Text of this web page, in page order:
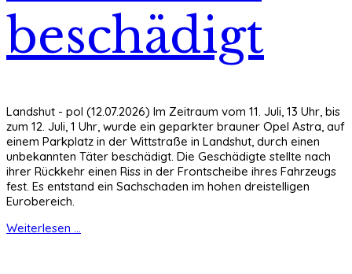
beschädigt
Landshut - pol (12.07.2026) Im Zeitraum vom 11. Juli, 13 Uhr, bis
zum 12. Juli, 1 Uhr, wurde ein geparkter brauner Opel Astra, auf
einem Parkplatz in der Wittstraße in Landshut, durch einen
unbekannten Täter beschädigt. Die Geschädigte stellte nach
ihrer Rückkehr einen Riss in der Frontscheibe ihres Fahrzeugs
fest. Es entstand ein Sachschaden im hohen dreistelligen
Eurobereich.
Weiterlesen ...